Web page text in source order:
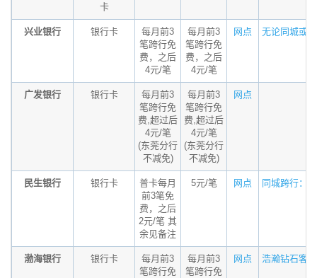
卡
兴业银行 银行卡
每月前3
笔跨行免
费，之后
4元/笔
每月前3
笔跨行免
费，之后
4元/笔
网点 无论同城或
广发银行 银行卡
每月前3
笔跨行免
费,超过后
4元/笔
(东莞分行
不减免)
每月前3
笔跨行免
费,超过后
4元/笔
(东莞分行
不减免)
网点
民生银行 银行卡
普卡每月
前3笔免
费，之后
2元/笔 其
余见备注
5元/笔 网点 同城跨行：
渤海银行 银行卡
每月前3
笔跨行免
每月前3
笔跨行免
网点 浩瀚钻石客